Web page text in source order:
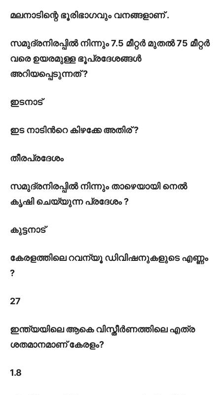
മലനാടിന്റെ ഭൂരിഭാഗവും വനങ്ങളാണ് .
സമുദ്രനിരപ്പിൽ നിന്നും 7.5 മീറ്റർ മുതൽ 75 മീറ്റർ
വരെ ഉയരമുള്ള ഭൂപ്രദേശങ്ങൾ
അറിയപ്പെടുന്നത് ?
ഇടനാട്
ഇട നാടിൻറെ കിഴക്കേ അതിര് ?
തീരപ്രദേശം
സമുദ്രനിരപ്പിൽ നിന്നും താഴെയായി നെൽ
കൃഷി ചെയ്യുന്ന പ്രദേശം ?
കുട്ടനാട്
കേരളത്തിലെ റവന്യൂ ഡിവിഷനുകളുടെ എണ്ണം
?
27
ഇന്ത്യയിലെ ആകെ വിസ്തീർണത്തിലെ എത്ര
ശതമാനമാണ് കേരളം?
1.8